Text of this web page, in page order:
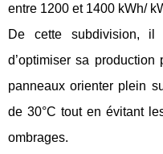
entre 1200 et 1400 kWh/
De cette subdivision, il
d’optimiser sa production
panneaux orienter plein
de 30°C tout en évitant
ombrages.